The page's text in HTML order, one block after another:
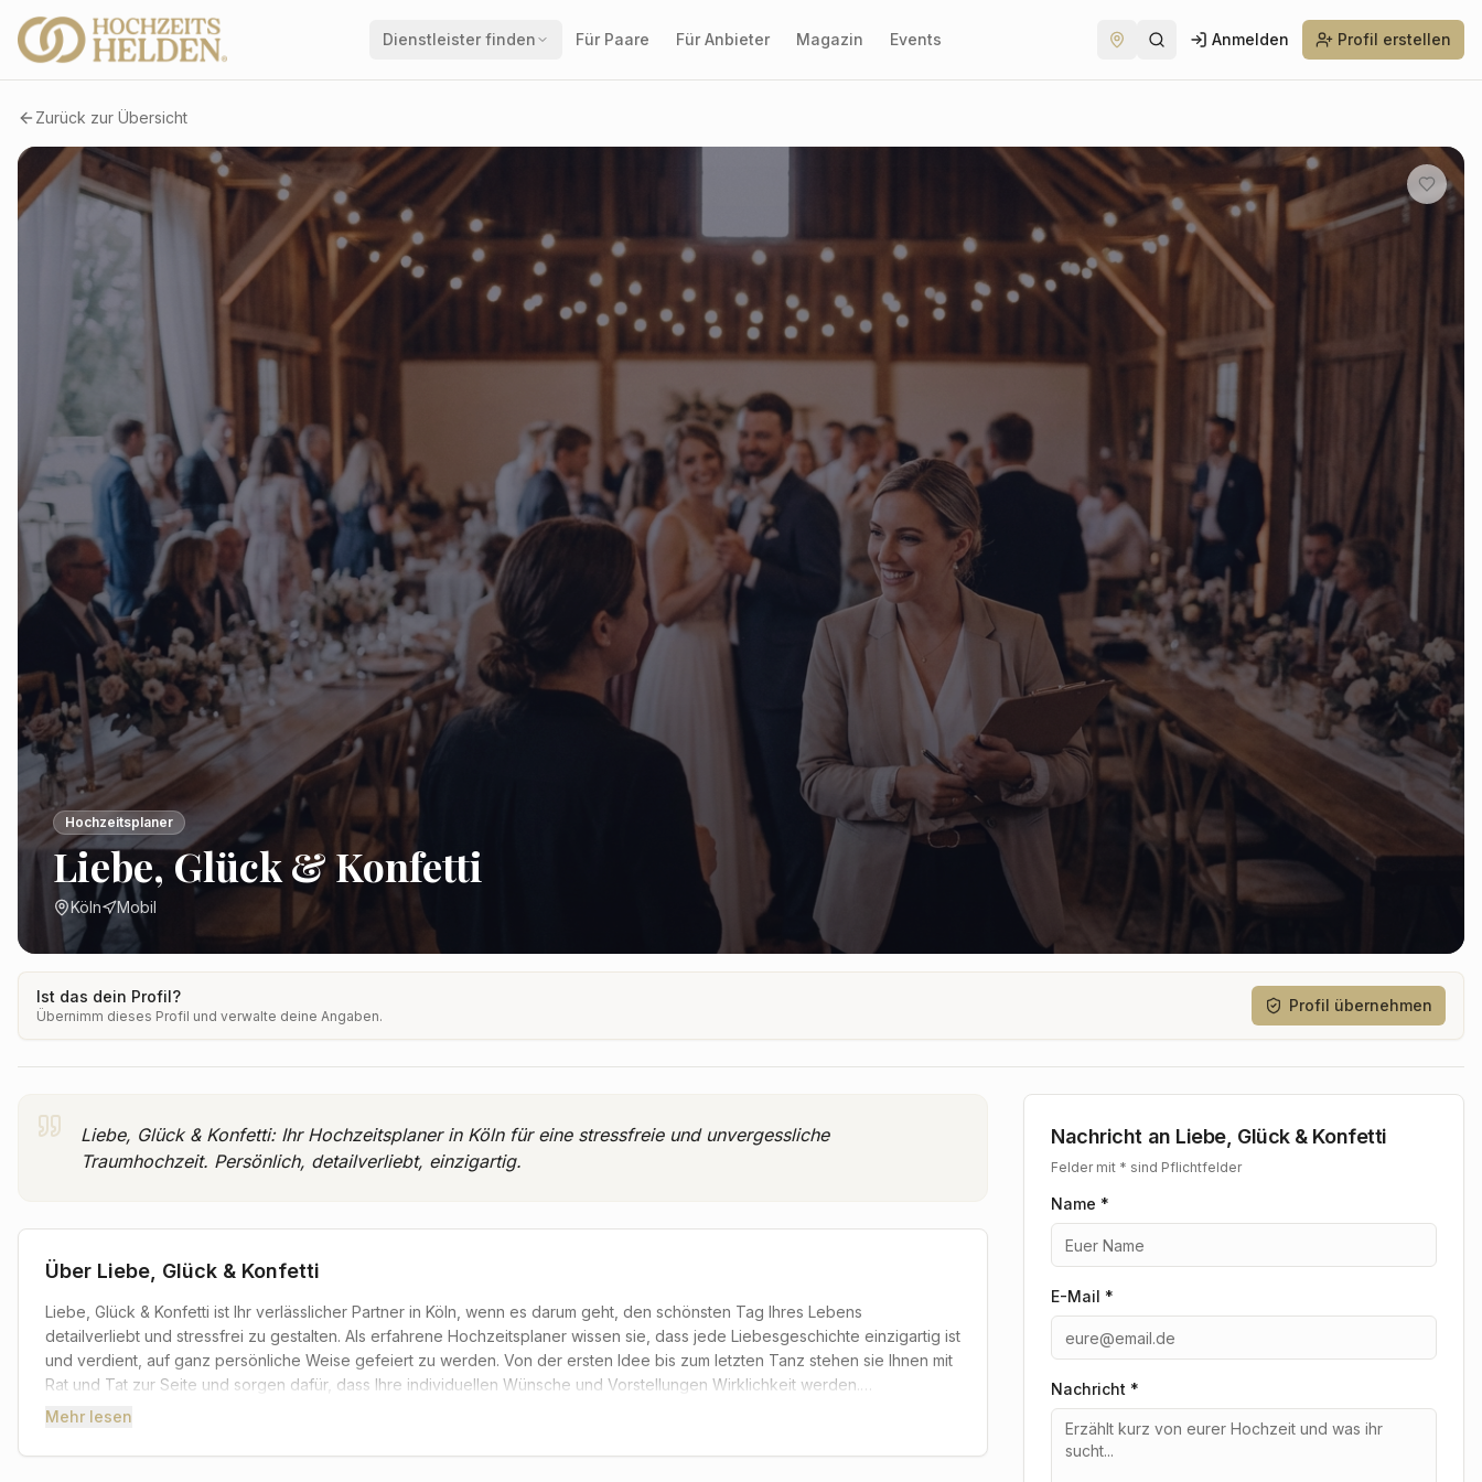
Dienstleister finden Für Paare Für Anbieter Magazin Events Anmelden Profil erstellen
Zurück zur Übersicht
Hochzeitsplaner
Liebe, Glück & Konfetti
Köln Mobil
Ist das dein Profil?
Übernimm dieses Profil und verwalte deine Angaben.
Profil übernehmen
Liebe, Glück & Konfetti: Ihr Hochzeitsplaner in Köln für eine stressfreie und unvergessliche
Traumhochzeit. Persönlich, detailverliebt, einzigartig.
Über Liebe, Glück & Konfetti
Liebe, Glück & Konfetti ist Ihr verlässlicher Partner in Köln, wenn es darum geht, den schönsten Tag Ihres Lebens
detailverliebt und stressfrei zu gestalten. Als erfahrene Hochzeitsplaner wissen sie, dass jede Liebesgeschichte einzigartig ist
und verdient, auf ganz persönliche Weise gefeiert zu werden. Von der ersten Idee bis zum letzten Tanz stehen sie Ihnen mit
Rat und Tat zur Seite und sorgen dafür, dass Ihre individuellen Wünsche und Vorstellungen Wirklichkeit werden.
Zusammenarbeit freuen. Das Team übernimmt die Koordination sämtlicher Dienstleister, behält das Budget im Blick und sorgt
Mehr lesen
Nachricht an Liebe, Glück & Konfetti
Felder mit * sind Pflichtfelder
Name *
E-Mail *
Nachricht *